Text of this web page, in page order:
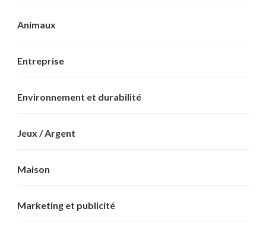
Animaux
Entreprise
Environnement et durabilité
Jeux / Argent
Maison
Marketing et publicité